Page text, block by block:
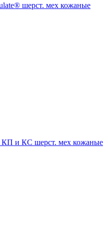
шерст. мех кожаные
КП и КС шерст. мех кожаные